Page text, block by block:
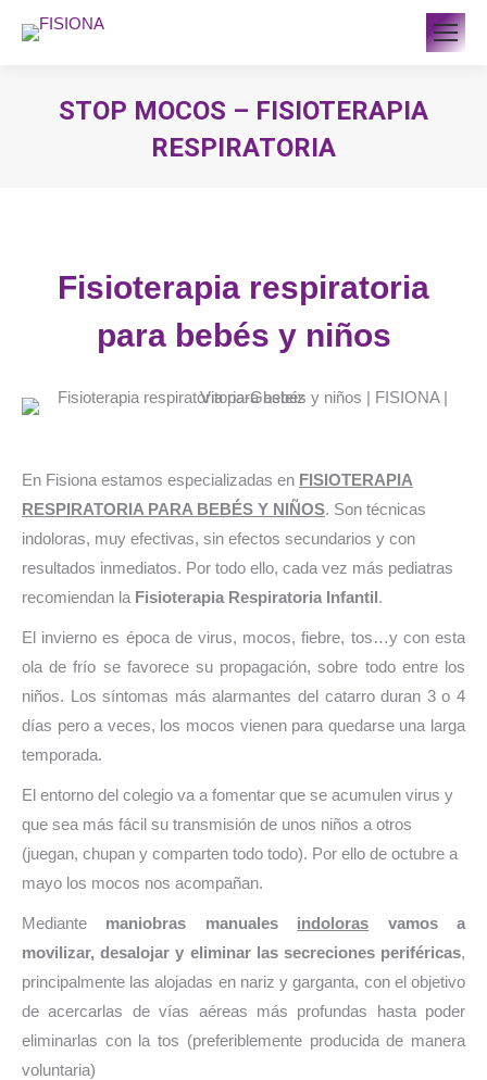
STOP MOCOS – FISIOTERAPIA
RESPIRATORIA
Fisioterapia respiratoria
para bebés y niños
En Fisiona estamos especializadas en FISIOTERAPIA
RESPIRATORIA PARA BEBÉS Y NIÑOS. Son técnicas
indoloras, muy efectivas, sin efectos secundarios y con
resultados inmediatos. Por todo ello, cada vez más pediatras
recomiendan la Fisioterapia Respiratoria Infantil.
El invierno es época de virus, mocos, fiebre, tos…y con esta
ola de frío se favorece su propagación, sobre todo entre los
niños. Los síntomas más alarmantes del catarro duran 3 o 4
días pero a veces, los mocos vienen para quedarse una larga
temporada.
El entorno del colegio va a fomentar que se acumulen virus y
que sea más fácil su transmisión de unos niños a otros
(juegan, chupan y comparten todo todo). Por ello de octubre a
mayo los mocos nos acompañan.
Mediante maniobras manuales indoloras vamos a
movilizar, desalojar y eliminar las secreciones periféricas,
principalmente las alojadas en nariz y garganta, con el objetivo
de acercarlas de vías aéreas más profundas hasta poder
eliminarlas con la tos (preferiblemente producida de manera
voluntaria)